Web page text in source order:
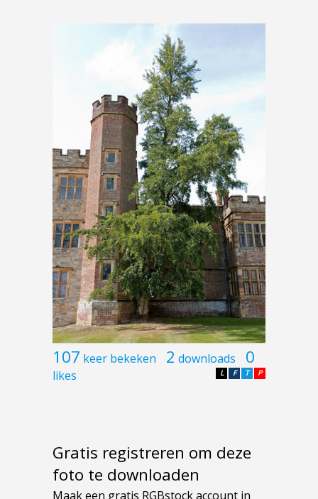
107 keer bekeken 2 downloads 0
likes P
T
F
L
Gratis registreren om deze
foto te downloaden